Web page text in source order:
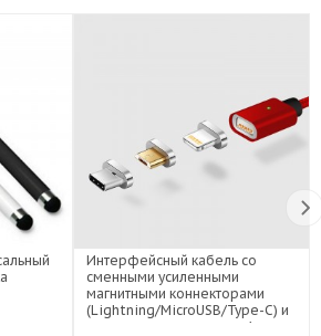
Интерфейсный кабель со
сменными усиленными
магнитными коннекторами
(Lightning/MicroUSB/Type-C) и
световым индикатором 1м